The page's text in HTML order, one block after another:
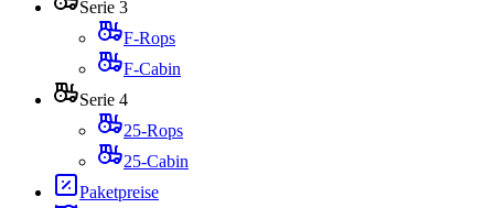
Serie 3
F-Rops
F-Cabin
Serie 4
25-Rops
25-Cabin
Paketpreise